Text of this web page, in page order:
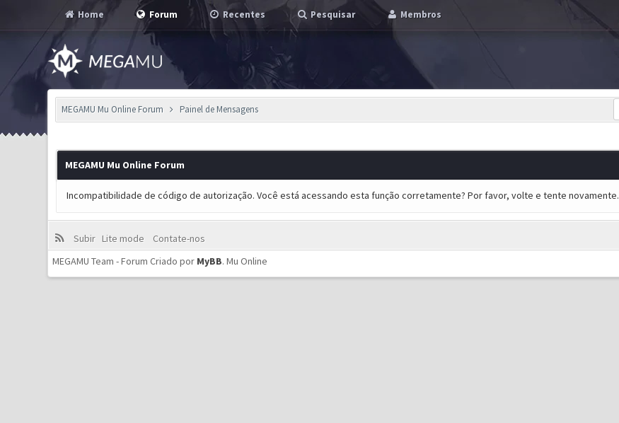
Home Forum Recentes Pesquisar Membros
MEGAMU Mu Online Forum Painel de Mensagens
MEGAMU Mu Online Forum
Incompatibilidade de código de autorização. Você está acessando esta função corretamente? Por favor, volte e tente novamente.
Subir Lite mode
Contate-nos
MEGAMU Team - Forum Criado por MyBB.Mu Online